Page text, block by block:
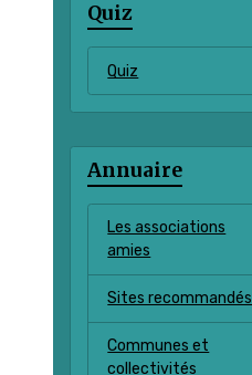
Quiz
Quiz
Annuaire
Les associations
amies
Sites recommandés
Communes et
collectivités